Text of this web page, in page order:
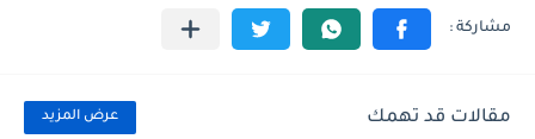
مقالات قد تهمك عرض المزيد